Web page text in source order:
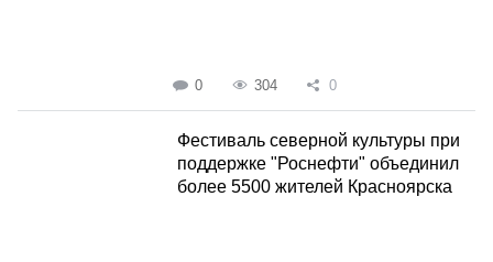
0 304 0
Фестиваль северной культуры при
поддержке "Роснефти" объединил
более 5500 жителей Красноярска